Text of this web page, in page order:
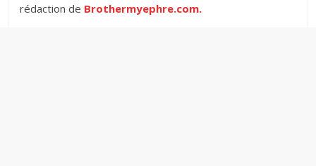
rédaction de Brothermyephre.com.